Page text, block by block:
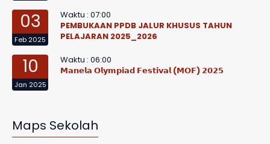
03
Feb 2025
Waktu : 07:00
PEMBUKAAN PPDB JALUR KHUSUS TAHUN
PELAJARAN 2025_2026
10
Jan 2025
Waktu : 06:00
𝗠𝗮𝗻𝗲𝗹𝗮 𝗢𝗹𝘆𝗺𝗽𝗶𝗮𝗱 𝗙𝗲𝘀𝘁𝗶𝘃𝗮𝗹 (𝗠𝗢𝗙) 𝟮𝟬𝟮𝟱
Maps Sekolah